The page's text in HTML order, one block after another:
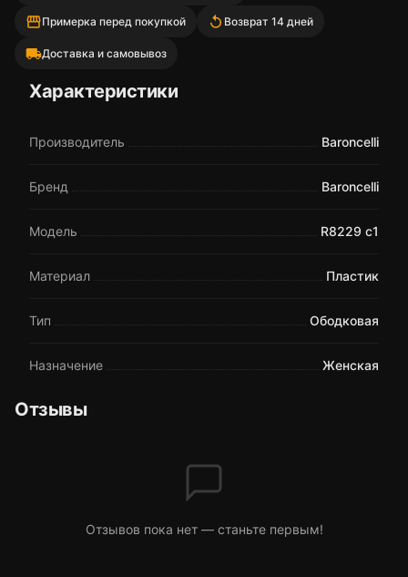
storefrontПримерка перед покупкой replay Возврат 14 дней
local_shippingДоставка и самовывоз
Характеристики
Производитель Baroncelli
Бренд Baroncelli
Модель R8229 c1
Материал Пластик
Тип Ободковая
Назначение Женская
Отзывы
Отзывов пока нет — станьте первым!